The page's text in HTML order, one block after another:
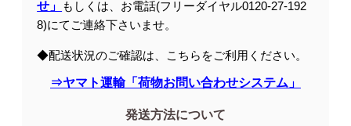
せ」 もしくは、お電話(フリーダイヤル0120-27-192
8)にてご連絡下さいませ。
◆配送状況のご確認は、こちらをご利用ください。
⇒ヤマト運輸「荷物お問い合わせシステム」
発送方法について